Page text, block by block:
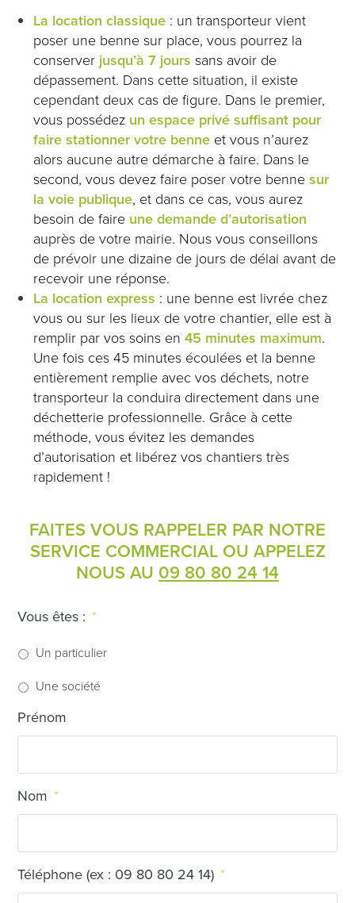
La location classique : un transporteur vient
poser une benne sur place, vous pourrez la
conserver jusqu’à 7 jours sans avoir de
dépassement. Dans cette situation, il existe
cependant deux cas de figure. Dans le premier,
vous possédez un espace privé suffisant pour
faire stationner votre benne et vous n’aurez
alors aucune autre démarche à faire. Dans le
second, vous devez faire poser votre bennesur
la voie publique, et dans ce cas, vous aurez
besoin de faire une demande d’autorisation
auprès de votre mairie. Nous vous conseillons
de prévoir une dizaine de jours de délai avant de
recevoir une réponse.
La location express : une benne est livrée chez
vous ou sur les lieux de votre chantier, elle est à
remplir par vos soins en45 minutes maximum.
Une fois ces 45 minutes écoulées et la benne
entièrement remplie avec vos déchets, notre
transporteur la conduira directement dans une
déchetterie professionnelle. Grâce à cette
méthode, vous évitez les demandes
d’autorisation et libérez vos chantiers très
rapidement !
FAITES VOUS RAPPELER PAR NOTRE
SERVICE COMMERCIAL OU APPELEZ
NOUS AU 09 80 80 24 14
Vous êtes : *
Un particulier
Une société
Prénom
Nom *
Téléphone (ex : 09 80 80 24 14) *